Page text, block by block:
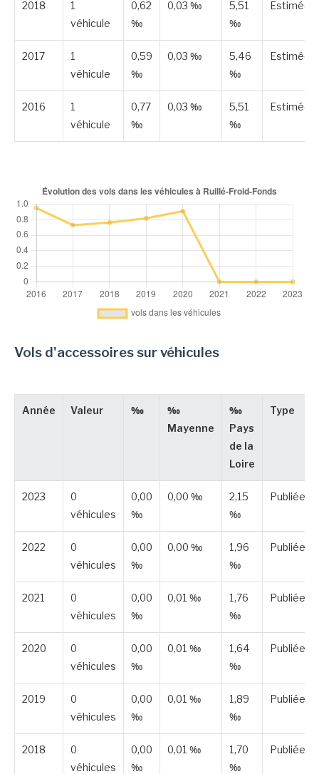
2018
1
véhicule
0,62
‰
0,03 ‰
5,51
‰
Estimée
2017
1
véhicule
0,59
‰
0,03 ‰
5,46
‰
Estimée
2016
1
véhicule
0,77
‰
0,03 ‰
5,51
‰
Estimée
Vols d'accessoires sur véhicules
Année Valeur ‰
‰
Mayenne
‰
Pays
de la
Loire
Type
2023
0
véhicules
0,00
‰
0,00 ‰
2,15
‰
Publiée
2022
0
véhicules
0,00
‰
0,00 ‰
1,96
‰
Publiée
2021
0
véhicules
0,00
‰
0,01 ‰
1,76
‰
Publiée
2020
0
véhicules
0,00
‰
0,01 ‰
1,64
‰
Publiée
2019
0
véhicules
0,00
‰
0,01 ‰
1,89
‰
Publiée
2018
0
véhicules
0,00
‰
0,01 ‰
1,70
‰
Publiée